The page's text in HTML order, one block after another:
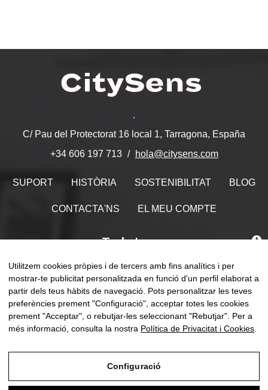
.
C/ Pau del Protectorat 16 local 1, Tarragona, España
+34 606 197 713
hola@citysens.com
SUPORT HISTÒRIA SOSTENIBILITAT BLOG
CONTACTA'NS EL MEU COMPTE
Troba'ns
la
☰
CA 0
Utilitzem cookies pròpies i de tercers amb fins analítics i per
mostrar-te publicitat personalitzada en funció d'un perfil elaborat a
partir dels teus hàbits de navegació. Pots personalitzar les teves
preferències prement "Configuració", acceptar totes les cookies
prement "Acceptar", o rebutjar-les seleccionant "Rebutjar". Per a
més informació, consulta la nostra Política de Privacitat i Cookies
Configuració